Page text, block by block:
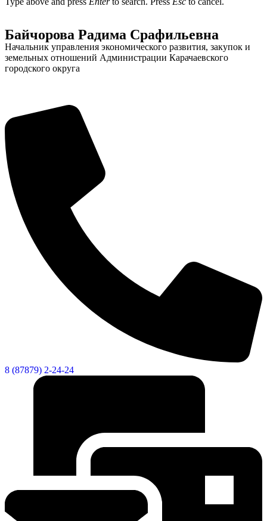
Дума
Байчорова Радима Срафильевна
Начальник управления экономического развития, закупок и
земельных отношений Администрации Карачаевского
городского округа
8 (87879) 2-24-24